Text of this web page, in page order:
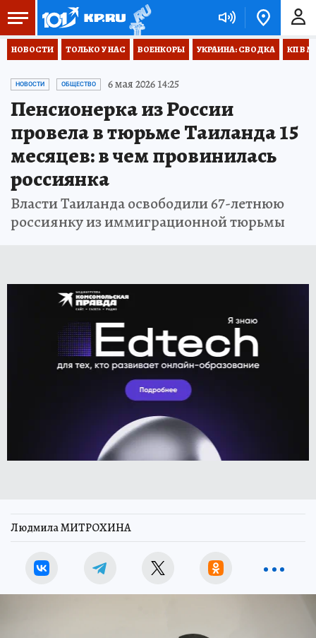
НОВОСТИ ТОЛЬКО У НАС ВОЕНКОРЫ УКРАИНА: СВОДКА КП В
НОВОСТИ ОБЩЕСТВО 6 мая 2026 14:25
Пенсионерка из России
провела в тюрьме Таиланда 15
месяцев: в чем провинилась
россиянка
Власти Таиланда освободили 67-летнюю
россиянку из иммиграционной тюрьмы
Людмила МИТРОХИНА